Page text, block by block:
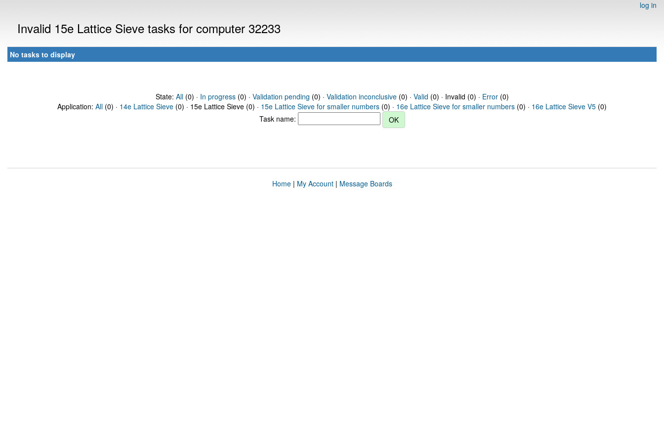
log in
Invalid 15e Lattice Sieve tasks for computer 32233
No tasks to display
State: All(0) · In progress(0) · Validation pending (0) · Validation inconclusive(0) · Valid (0) · Invalid (0) · Error(0)
Application: All (0) · 14e Lattice Sieve (0) · 15e Lattice Sieve (0) · 15e Lattice Sieve for smaller numbers (0) · 16e Lattice Sieve for smaller numbers (0) · 16e Lattice Sieve V5 (0)
Task name:
Home| My Account| Message Boards